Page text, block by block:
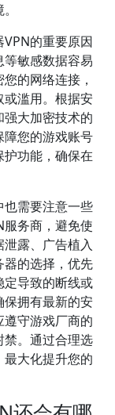
的重要原因
敏感数据容易
的网络连接，
滥用。根据安
大加密技术的
障您的游戏账号
功能，确保在
也需要注意一些
务商，避免使
露、广告植入
器的选择，优先
导致的断线或
保拥有最新的安
守游戏厂商的
。通过合理选
大化提升您的